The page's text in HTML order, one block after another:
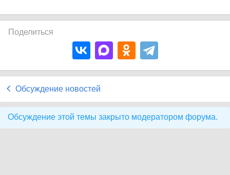
Поделиться
Обсуждение новостей
Обсуждение этой темы закрыто модератором форума.